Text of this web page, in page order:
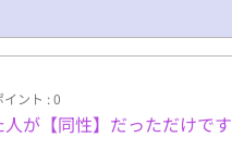
ント : 0
が【同性】だっただけです